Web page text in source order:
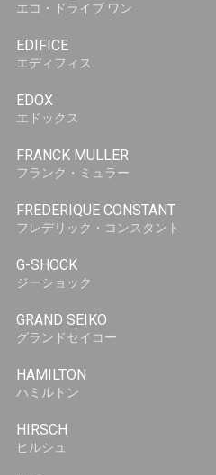
エコ・ドライブ ワン
EDIFICE
エディフィス
EDOX
エドックス
FRANCK MULLER
フランク・ミュラー
FREDERIQUE CONSTANT
フレデリック・コンスタント
G-SHOCK
ジーショック
GRAND SEIKO
グランドセイコー
HAMILTON
ハミルトン
HIRSCH
ヒルシュ